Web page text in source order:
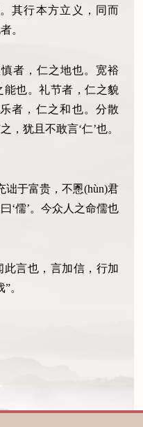
其行本方立义，同而
。
者，仁之地也。宽裕
也。礼节者，仁之貌
者，仁之和也。分散
，犹且不敢言‘仁’也。
诎于富贵，不慁(hùn)君
‘儒’。今众人之命儒也
言也，言加信，行加
。